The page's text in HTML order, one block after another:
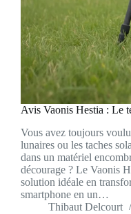
Avis Vaonis Hestia : Le
Vous avez toujours
lunaires ou les taches
dans un matériel
décourage ? Le Vaonis
solution idéale en
smartphone en un…
Thibaut Delcourt